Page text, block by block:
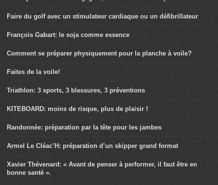
Faire du golf avec un stimulateur cardiaque ou un défibrillateur
François Gabart: le soja comme essence
Comment se préparer physiquement pour la planche à voile?
Faites de la voile!
Triathlon: 3 sports, 3 blessures, 3 préventions
KITEBOARD: moins de risque, plus de plaisir !
Randonnée: préparation par la tête pour les jambes
Armel Le Cléac’H: préparation d’un skipper grand format
Xavier Thévenard: « Avant de penser à performer, il faut être en
bonne santé ».